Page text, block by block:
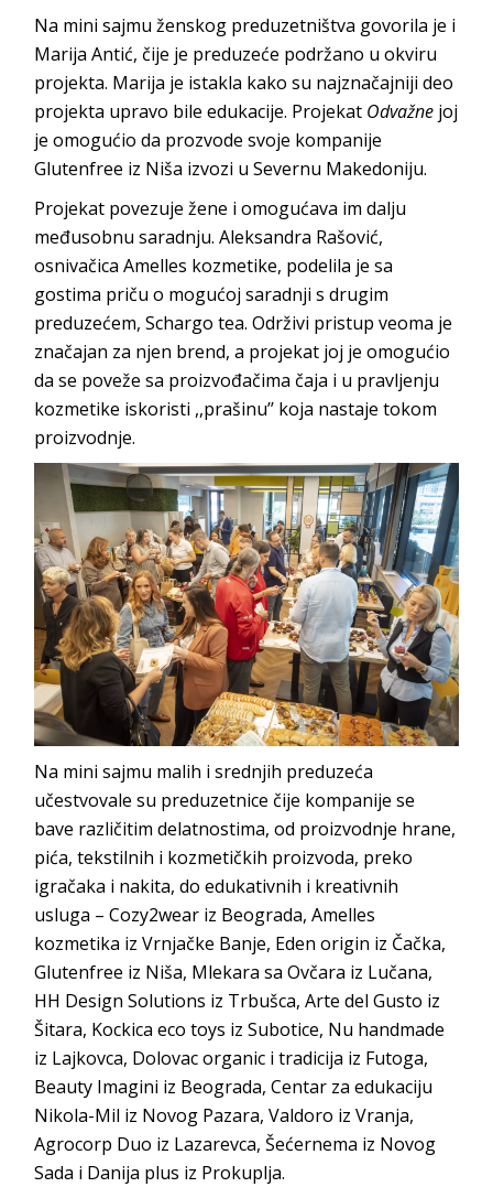
Na mini sajmu ženskog preduzetništva govorila je i
Marija Antić, čije je preduzeće podržano u okviru
projekta. Marija je istakla kako su najznačajniji deo
projekta upravo bile edukacije. Projekat Odvažne joj
je omogućio da prozvode svoje kompanije
Glutenfree iz Niša izvozi u Severnu Makedoniju.
Projekat povezuje žene i omogućava im dalju
međusobnu saradnju. Aleksandra Rašović,
osnivačica Amelles kozmetike, podelila je sa
gostima priču o mogućoj saradnji s drugim
preduzećem, Schargo tea. Održivi pristup veoma je
značajan za njen brend, a projekat joj je omogućio
da se poveže sa proizvođačima čaja i u pravljenju
kozmetike iskoristi ,,prašinu’’ koja nastaje tokom
proizvodnje.
Na mini sajmu malih i srednjih preduzeća
učestvovale su preduzetnice čije kompanije se
bave različitim delatnostima, od proizvodnje hrane,
pića, tekstilnih i kozmetičkih proizvoda, preko
igračaka i nakita, do edukativnih i kreativnih
usluga – Cozy2wear iz Beograda, Amelles
kozmetika iz Vrnjačke Banje, Eden origin iz Čačka,
Glutenfree iz Niša, Mlekara sa Ovčara iz Lučana,
HH Design Solutions iz Trbušca, Arte del Gusto iz
Šitara, Kockica eco toys iz Subotice, Nu handmade
iz Lajkovca, Dolovac organic i tradicija iz Futoga,
Beauty Imagini iz Beograda, Centar za edukaciju
Nikola-Mil iz Novog Pazara, Valdoro iz Vranja,
Agrocorp Duo iz Lazarevca, Šećernema iz Novog
Sada i Danija plus iz Prokuplja.